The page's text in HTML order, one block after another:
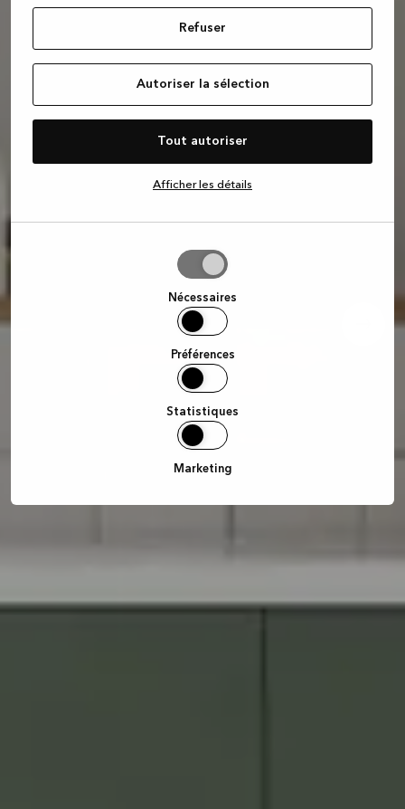
Refuser
Autoriser la sélection
Tout autoriser
Afficher les détails
Nécessaires
Préférences
Statistiques
Marketing